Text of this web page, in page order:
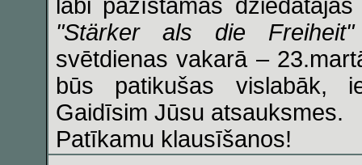
labi pazīstamās
"Stärker als die Freiheit"
svētdienas vakarā –
būs patikušas vislabāk,
Gaidīsim Jūsu atsauksmes.
Patīkamu klausīšanos!